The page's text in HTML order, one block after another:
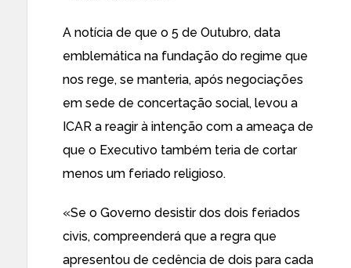
A notícia de que o 5 de Outubro, data
emblemática na fundação do regime que
nos rege, se manteria, após negociações
em sede de concertação social, levou a
ICAR a reagir à intenção com a ameaça de
que o Executivo também teria de cortar
menos um feriado religioso.
«Se o Governo desistir dos dois feriados
civis, compreenderá que a regra que
apresentou de cedência de dois para cada